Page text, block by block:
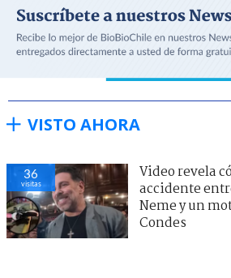
VISTO AHORA
36
visitas
Video revela
accidente
Neme y un
Condes